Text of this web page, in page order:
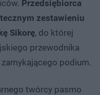
Przedsiębiorca
zestawieniu
Sikorę, do której
przewodnika
podium.
twórcy pasmo